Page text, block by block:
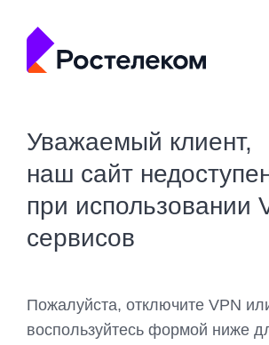
Уважаемый клиент,
наш сайт
при использовании
сервисов
Пожалуйста, отключите VPN
воспользуйтесь формой ниже